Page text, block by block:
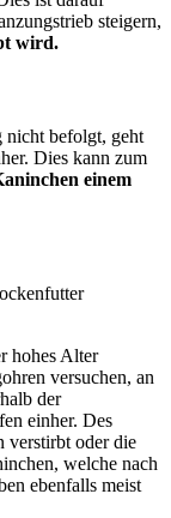
steigern,
wird.
nicht befolgt, geht
Dies kann zum
einem
hohes Alter
versuchen, an
der
einher. Des
verstirbt oder die
welche nach
ebenfalls meist